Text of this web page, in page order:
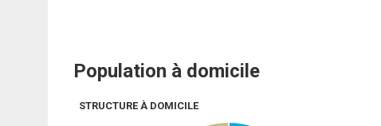
Population à domicile
STRUCTURE À DOMICILE